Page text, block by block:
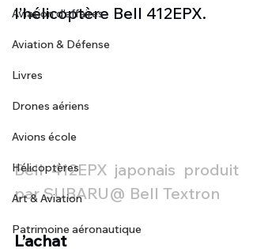
Aviation d'affaires
Aviation & Défense
Livres
Drones aériens
Avions école
Hélicoptères
Art & Aviation
Patrimoine aéronautique
l’hélicoptère Bell 412EPX.
Bell 412EPX japonais produit
par SUBARU@ Bell Textron
L’achat